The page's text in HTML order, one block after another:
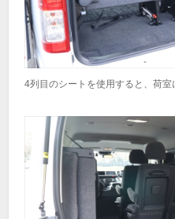
4列目のシートを使用すると、荷